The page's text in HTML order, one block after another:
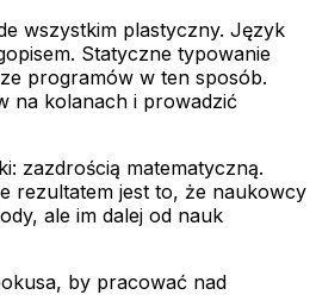
wszystkim plastyczny. Język
Statyczne typowanie
programów w ten sposób.
na kolanach i prowadzić
zazdrością matematyczną.
rezultatem jest to, że naukowcy
ale im dalej od nauk
by pracować nad